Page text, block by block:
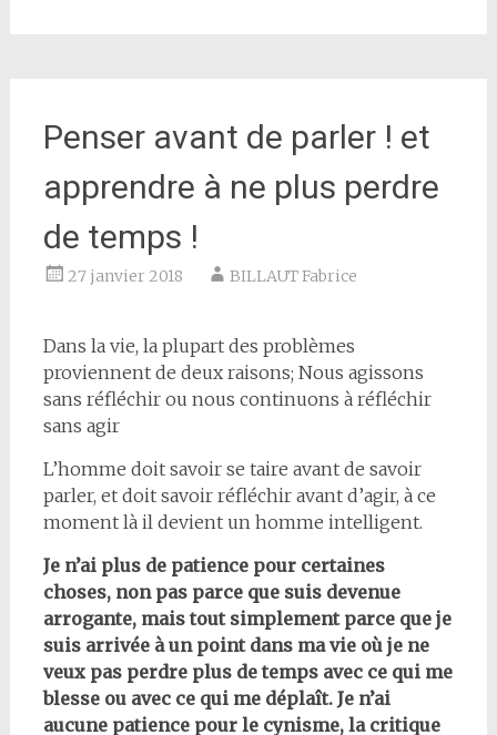
Penser avant de parler ! et
apprendre à ne plus perdre
de temps !
27 janvier 2018 BILLAUT Fabrice
Dans la vie, la plupart des problèmes
proviennent de deux raisons; Nous agissons
sans réfléchir ou nous continuons à réfléchir
sans agir
L’homme doit savoir se taire avant de savoir
parler, et doit savoir réfléchir avant d’agir, à ce
moment là il devient un homme intelligent.
Je n’ai plus de patience pour certaines
choses, non pas parce que suis devenue
arrogante, mais tout simplement parce que je
suis arrivée à un point dans ma vie où je ne
veux pas perdre plus de temps avec ce qui me
blesse ou avec ce qui me déplaît. Je n’ai
aucune patience pour le cynisme, la critique